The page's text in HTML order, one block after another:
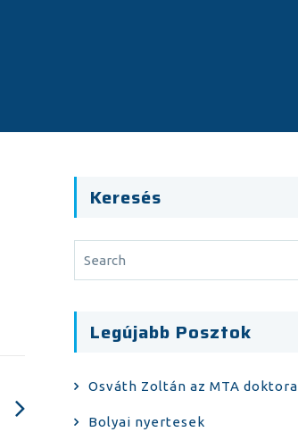
Keresés
Legújabb Posztok
Osváth Zoltán az MTA doktora
Bolyai nyertesek